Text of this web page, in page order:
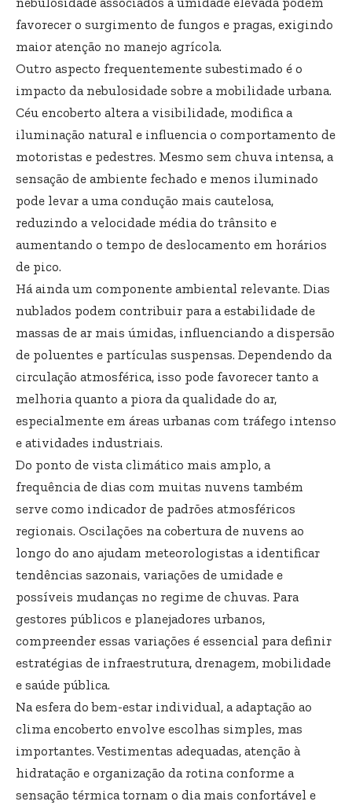
favorecer o surgimento de fungos e pragas, exigindo
maior atenção no manejo agrícola.
Outro aspecto frequentemente subestimado é o
impacto da nebulosidade sobre a mobilidade urbana.
Céu encoberto altera a visibilidade, modifica a
iluminação natural e influencia o comportamento de
motoristas e pedestres. Mesmo sem chuva intensa, a
sensação de ambiente fechado e menos iluminado
pode levar a uma condução mais cautelosa,
reduzindo a velocidade média do trânsito e
aumentando o tempo de deslocamento em horários
de pico.
Há ainda um componente ambiental relevante. Dias
nublados podem contribuir para a estabilidade de
massas de ar mais úmidas, influenciando a dispersão
de poluentes e partículas suspensas. Dependendo da
circulação atmosférica, isso pode favorecer tanto a
melhoria quanto a piora da qualidade do ar,
especialmente em áreas urbanas com tráfego intenso
e atividades industriais.
Do ponto de vista climático mais amplo, a
frequência de dias com muitas nuvens também
serve como indicador de padrões atmosféricos
regionais. Oscilações na cobertura de nuvens ao
longo do ano ajudam meteorologistas a identificar
tendências sazonais, variações de umidade e
possíveis mudanças no regime de chuvas. Para
gestores públicos e planejadores urbanos,
compreender essas variações é essencial para definir
estratégias de infraestrutura, drenagem, mobilidade
e saúde pública.
Na esfera do bem-estar individual, a adaptação ao
clima encoberto envolve escolhas simples, mas
importantes. Vestimentas adequadas, atenção à
hidratação e organização da rotina conforme a
sensação térmica tornam o dia mais confortável e